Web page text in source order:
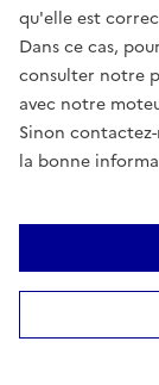
qu'elle est
Dans ce cas,
consulter notre
avec notre
Sinon
la bonne